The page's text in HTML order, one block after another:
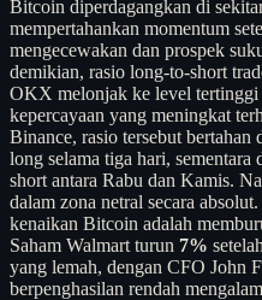
Bitcoin diperdagangkan di
mempertahankan momentum
mengecewakan dan prospek
demikian, rasio long-to-short
OKX melonjak ke level tertinggi
kepercayaan yang meningkat
Binance, rasio tersebut bertahan
long selama tiga hari,
short antara Rabu dan Kamis.
dalam zona netral secara
kenaikan Bitcoin adalah
Saham Walmart turun 7%
yang lemah, dengan CFO John
berpenghasilan rendah